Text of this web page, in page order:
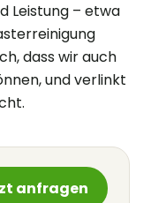
Leistung – etwa
dass wir auch
und verlinkt
anfragen